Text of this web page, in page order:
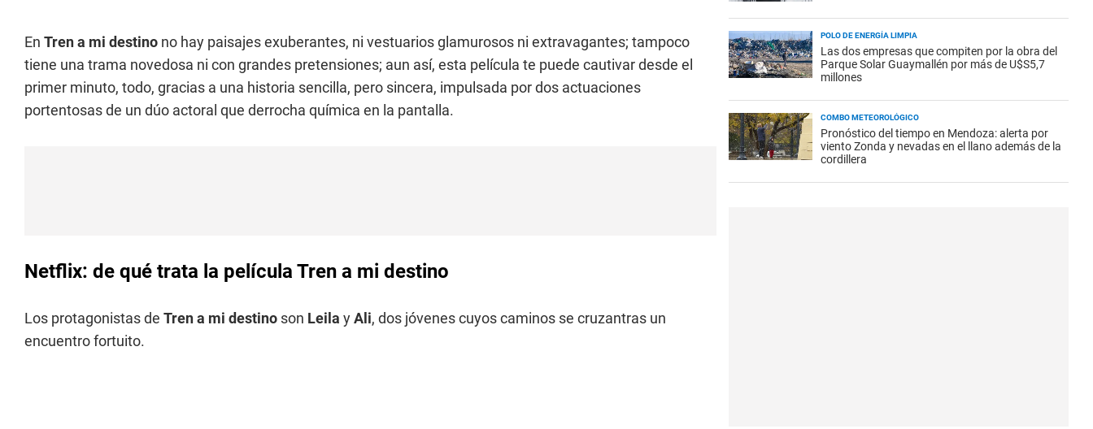
En Tren a mi destino no hay paisajes exuberantes, ni vestuarios glamurosos ni extravagantes; tampoco
tiene una trama novedosa ni con grandes pretensiones; aun así, esta película te puede cautivar desde el
primer minuto, todo, gracias a una historia sencilla, pero sincera, impulsada por dos actuaciones
portentosas de un dúo actoral que derrocha química en la pantalla.
Netflix: de qué trata la película Tren a mi destino
Los protagonistas de Tren a mi destino son Leila yAli, dos jóvenes cuyos caminos se cruzantras un
encuentro fortuito.
POLO DE ENERGÍA LIMPIA
Las dos empresas que compiten por la obra del
Parque Solar Guaymallén por más de U$S5,7
millones
COMBO METEOROLÓGICO
Pronóstico del tiempo en Mendoza: alerta por
viento Zonda y nevadas en el llano además de la
cordillera